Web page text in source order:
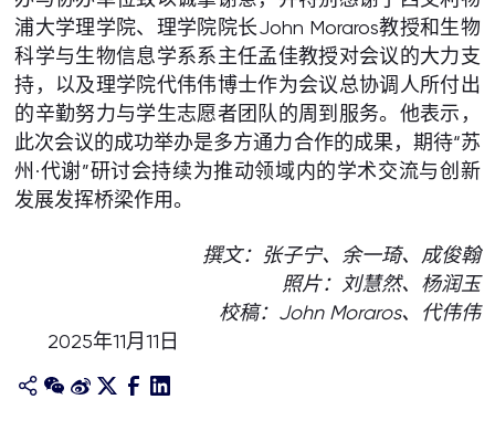
浦大学理学院、理学院院长John Moraros教授和生物
科学与生物信息学系系主任孟佳教授对会议的大力支
持，以及理学院代伟伟博士作为会议总协调人所付出
的辛勤努力与学生志愿者团队的周到服务。他表示，
此次会议的成功举办是多方通力合作的成果，期待“苏
州·代谢”研讨会持续为推动领域内的学术交流与创新
发展发挥桥梁作用。
撰文：张子宁、余一琦、成俊翰
照片：刘慧然、杨润玉
校稿：John Moraros、代伟伟
2025年11月11日